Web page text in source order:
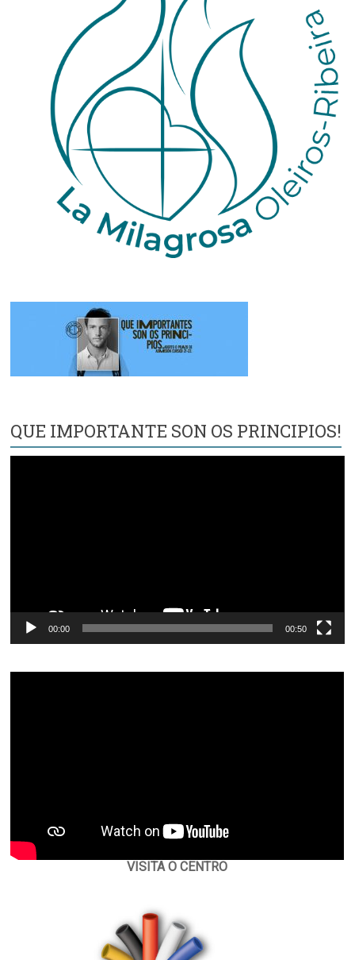
QUE IMPORTANTE SON OS PRINCIPIOS!
00:00 00:50
VISITA O CENTRO